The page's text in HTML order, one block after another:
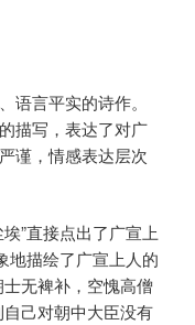
语言平实的诗作。
描写，表达了对广
谨，情感表达层次
”直接点出了广宣上
地描绘了广宣上人的
无裨补，空愧高僧
己对朝中大臣没有